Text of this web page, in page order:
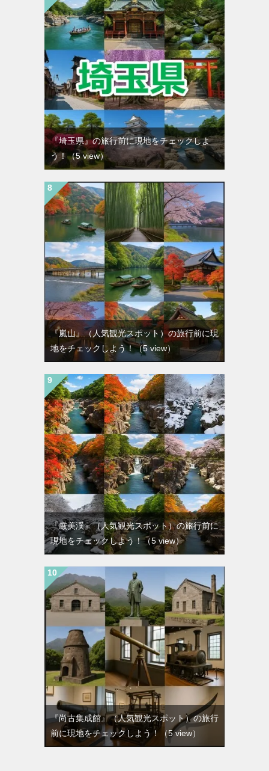
『埼玉県』の旅行前に現地をチェックしよ
う！（5 view）
『嵐山』（人気観光スポット）の旅行前に現
地をチェックしよう！（5 view）
『厳美渓』（人気観光スポット）の旅行前に
現地をチェックしよう！（5 view）
『尚古集成館』（人気観光スポット）の旅行
前に現地をチェックしよう！
（5 view）